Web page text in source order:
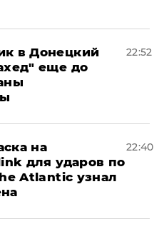
в Донецкий
еще до
22:52
на
для ударов по
Atlantic узнал
22:40